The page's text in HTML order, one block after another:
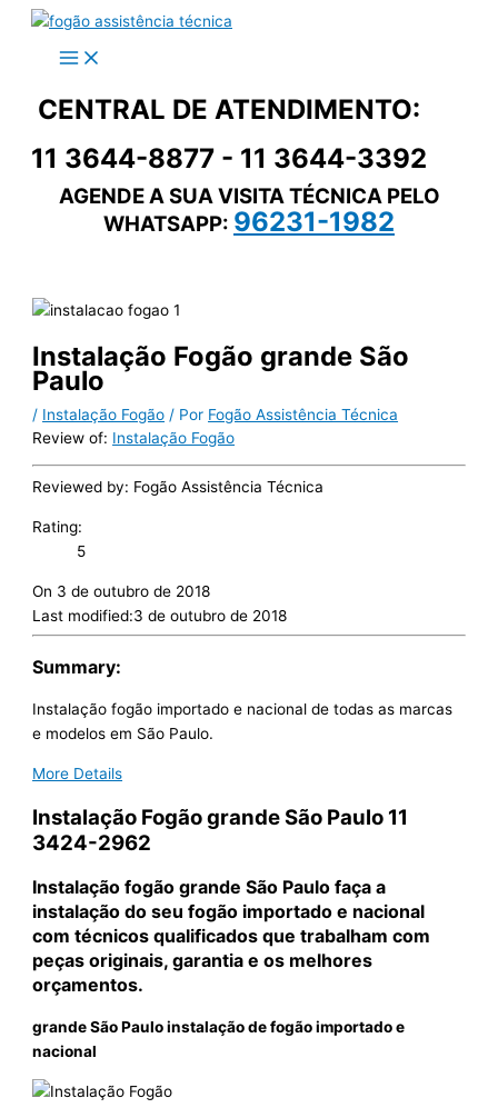
CENTRAL DE ATENDIMENTO:
11 3644-8877 - 11 3644-3392
AGENDE A SUA VISITA TÉCNICA PELO
WHATSAPP: 96231-1982
Instalação Fogão grande São
Paulo
/ Instalação Fogão / Por Fogão Assistência Técnica
Review of: Instalação Fogão
Reviewed by: Fogão Assistência Técnica
Rating:
5
On 3 de outubro de 2018
Last modified:3 de outubro de 2018
Summary:
Instalação fogão importado e nacional de todas as marcas
e modelos em São Paulo.
More Details
Instalação Fogão grande São Paulo 11
3424-2962
Instalação fogão grande São Paulo faça a
instalação do seu fogão importado e nacional
com técnicos qualificados que trabalham com
peças originais, garantia e os melhores
orçamentos.
grande São Paulo instalação de fogão importado e
nacional